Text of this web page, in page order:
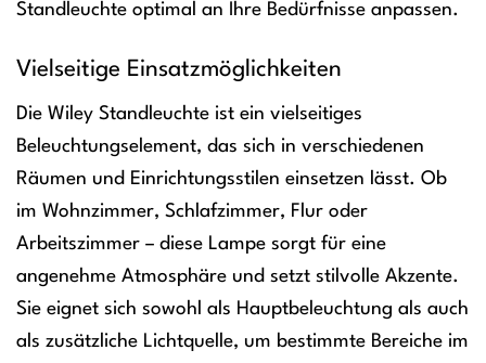
Standleuchte optimal an Ihre Bedürfnisse anpassen.
Vielseitige Einsatzmöglichkeiten
Die Wiley Standleuchte ist ein vielseitiges
Beleuchtungselement, das sich in verschiedenen
Räumen und Einrichtungsstilen einsetzen lässt. Ob
im Wohnzimmer, Schlafzimmer, Flur oder
Arbeitszimmer – diese Lampe sorgt für eine
angenehme Atmosphäre und setzt stilvolle Akzente.
Sie eignet sich sowohl als Hauptbeleuchtung als auch
als zusätzliche Lichtquelle, um bestimmte Bereiche im